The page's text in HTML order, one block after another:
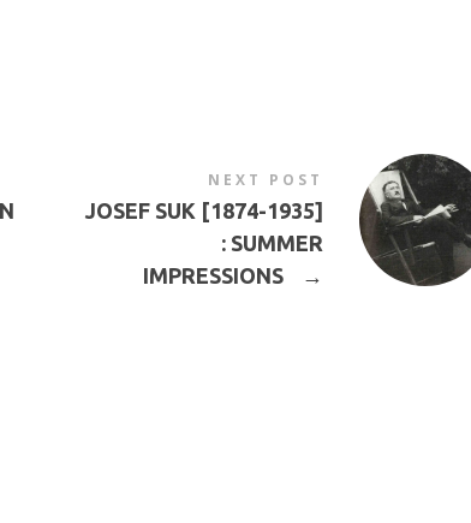
NEXT POST
JOSEF SUK [1874-1935]
: SUMMER
IMPRESSIONS
→